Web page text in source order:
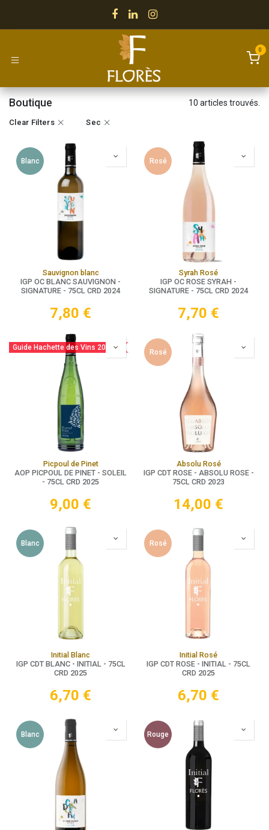
0
Boutique 10 articles trouvés.
Clear Filters Sec
Blanc
Sauvignon blanc
IGP OC BLANC SAUVIGNON -
SIGNATURE - 75CL CRD 2024
7,80 €
Rosé
Syrah Rosé
IGP OC ROSE SYRAH -
SIGNATURE - 75CL CRD 2024
7,70 €
Guide Hachette des Vins 2025
Picpoul de Pinet
AOP PICPOUL DE PINET - SOLEIL
- 75CL CRD 2025
9,00 €
Rosé
Absolu Rosé
IGP CDT ROSE - ABSOLU ROSE -
75CL CRD 2023
14,00 €
Blanc
Initial Blanc
IGP CDT BLANC - INITIAL - 75CL
CRD 2025
6,70 €
Rosé
Initial Rosé
IGP CDT ROSE - INITIAL - 75CL
CRD 2025
6,70 €
Blanc Rouge